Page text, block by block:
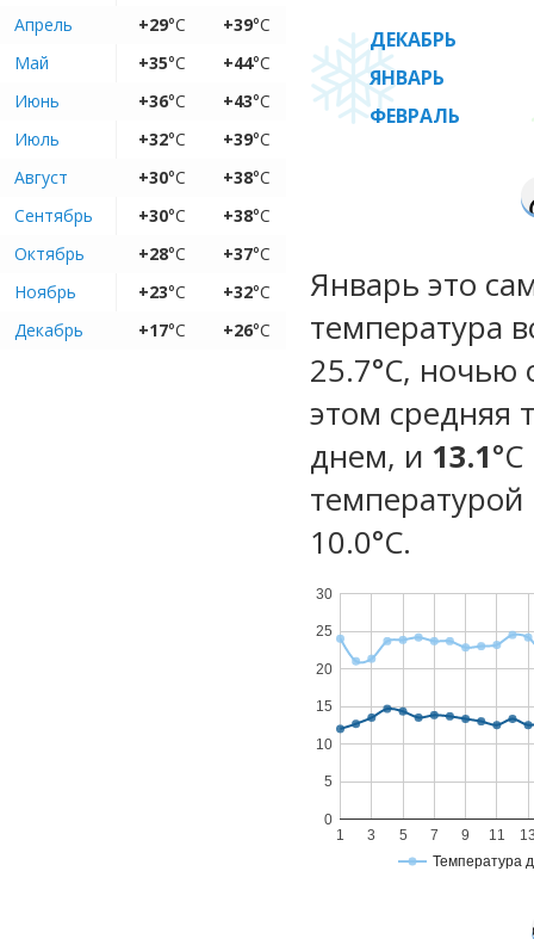
Апрель
+29°C +39°C
Май
+35°C +44°C
Июнь
+36°C +43°C
Июль
+32°C +39°C
Август
+30°C +38°C
Сентябрь
+30°C +38°C
Октябрь
+28°C +37°C
Ноябрь
+23°C +32°C
Декабрь
+17°C +26°C
ДЕКАБРЬ
ЯНВАРЬ
ФЕВРАЛЬ
Январь это
температура
25.7°C, ночью
этом средняя
днем, и 13.1
температурой
10.0°С.
Температура
1 3 5 7 9 11
0
5
10
15
20
25
30